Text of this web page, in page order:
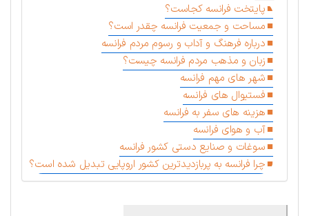
پایتخت فرانسه کجاست؟
مساحت و جمعیت فرانسه چقدر است؟
درباره فرهنگ و آداب و رسوم مردم فرانسه
زبان و مذهب مردم فرانسه چیست؟
شهر های مهم فرانسه
فستیوال های فرانسه
هزینه های سفر به فرانسه
آب و هوای فرانسه
سوغات و صنایع دستی کشور فرانسه
چرا فرانسه به پربازدیدترین کشور اروپایی تبدیل شده است؟